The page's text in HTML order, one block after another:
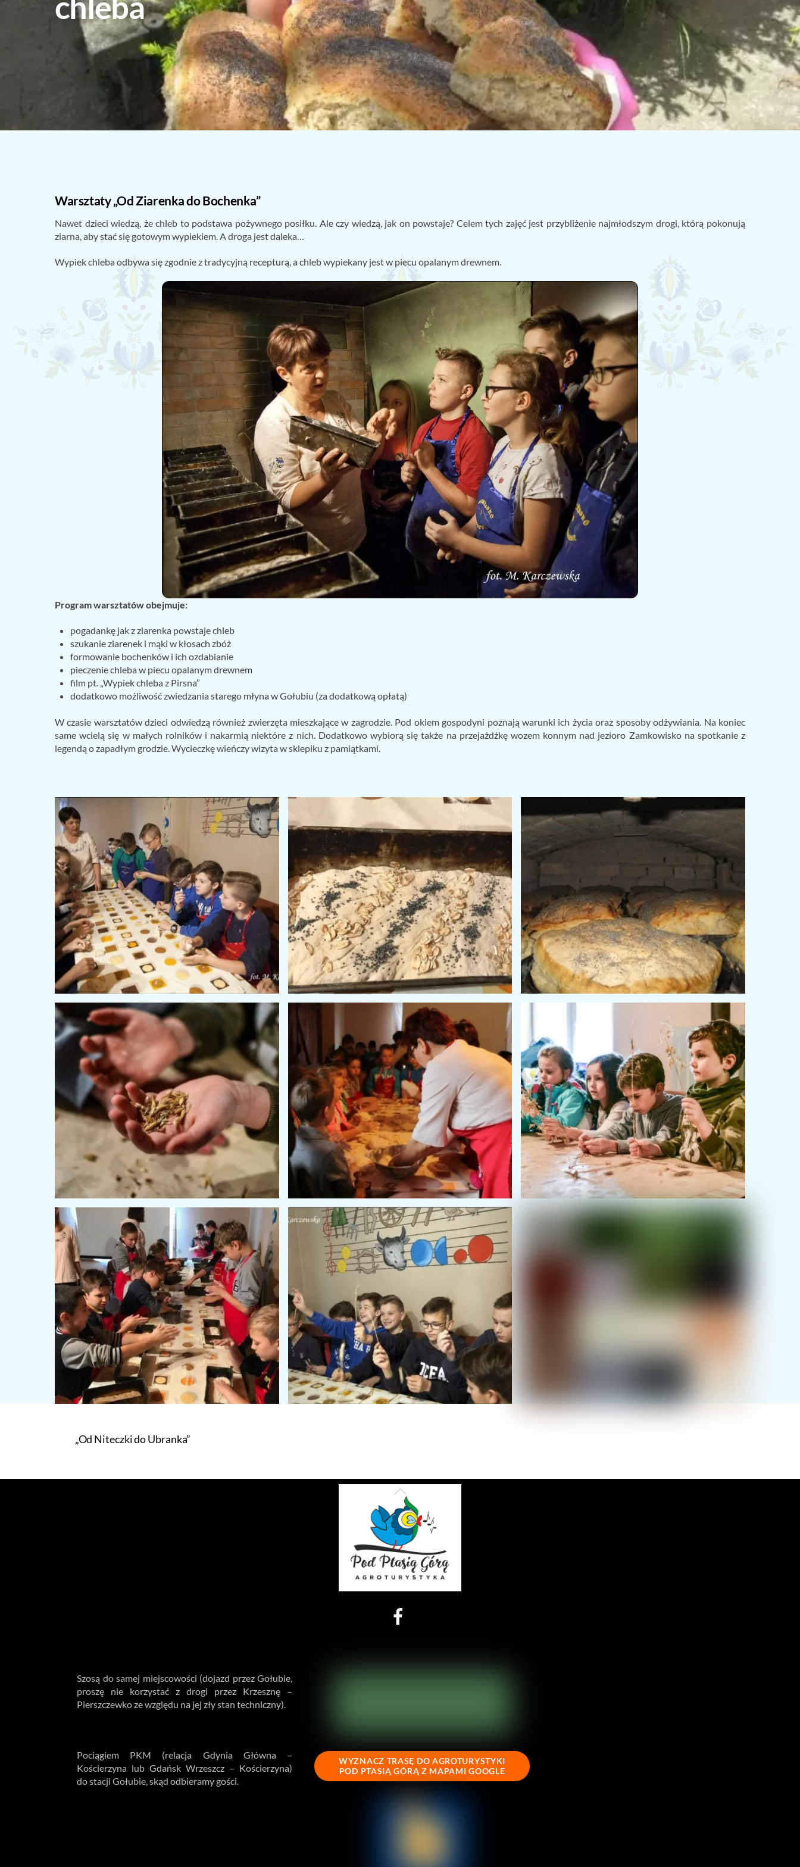
Warsztaty „Od Ziarenka do Bochenka”
Nawet dzieci wiedzą, że chleb to podstawa pożywnego posiłku. Ale czy wiedzą, jak on powstaje? Celem tych zajęć jest przybliżenie najmłodszym drogi, którą pokonują
ziarna, aby stać się gotowym wypiekiem. A droga jest daleka…
Wypiek chleba odbywa się zgodnie z tradycyjną recepturą, a chleb wypiekany jest w piecu opalanym drewnem.
Program warsztatów obejmuje:
pogadankę jak z ziarenka powstaje chleb
szukanie ziarenek i mąki w kłosach zbóż
formowanie bochenków i ich ozdabianie
pieczenie chleba w piecu opalanym drewnem
film pt. „Wypiek chleba z Pirsna”
dodatkowo możliwość zwiedzania starego młyna w Gołubiu (za dodatkową opłatą)
W czasie warsztatów dzieci odwiedzą również zwierzęta mieszkające w zagrodzie. Pod okiem gospodyni poznają warunki ich życia oraz sposoby odżywiania. Na koniec
same wcielą się w małych rolników i nakarmią niektóre z nich. Dodatkowo wybiorą się także na przejażdżkę wozem konnym nad jezioro Zamkowisko na spotkanie z
legendą o zapadłym grodzie. Wycieczkę wieńczy wizyta w sklepiku z pamiątkami.
„Od Niteczki do Ubranka”
Back
To
Top
Szosą do samej miejscowości (dojazd przez Gołubie,
proszę nie korzystać z drogi przez Krzesznę –
Pierszczewko ze względu na jej zły stan techniczny).
Pociągiem PKM (relacja Gdynia Główna –
Kościerzyna lub Gdańsk Wrzeszcz – Kościerzyna)
do stacji Gołubie, skąd odbieramy gości.
WYZNACZ TRASĘ DO AGROTURYSTYKI
POD PTASIĄ GÓRĄ Z MAPAMI GOOGLE